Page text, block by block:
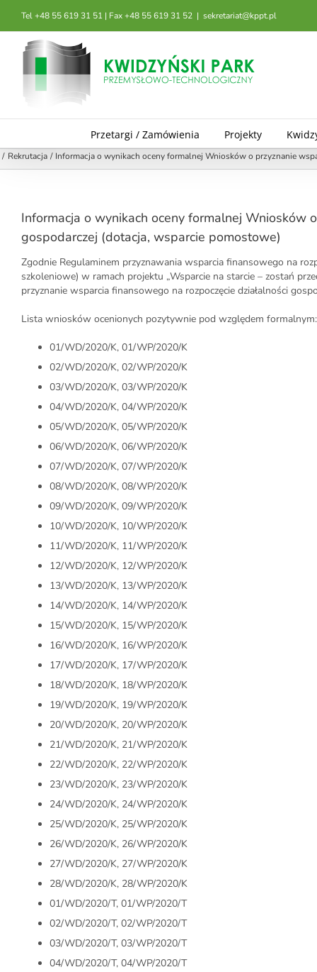
zawartości
Tel +48 55 619 31 51 | Fax +48 55 619 31 52 | sekretariat@kppt.pl
Przetargi / Zamówienia Projekty
Rekrutacja Informacja o wynikach oceny formalnej Wniosków o przyznanie
Informacja o wynikach oceny formalnej Wniosków
gospodarczej (dotacja, wsparcie pomostowe)
Zgodnie Regulaminem przyznawania wsparcia finansowego na
szkoleniowe) w ramach projektu „Wsparcie na starcie – zostań
przyznanie wsparcia finansowego na rozpoczęcie działalności
Lista wniosków ocenionych pozytywnie pod względem formalnym:
01/WD/2020/K, 01/WP/2020/K
02/WD/2020/K, 02/WP/2020/K
03/WD/2020/K, 03/WP/2020/K
04/WD/2020/K, 04/WP/2020/K
05/WD/2020/K, 05/WP/2020/K
06/WD/2020/K, 06/WP/2020/K
07/WD/2020/K, 07/WP/2020/K
08/WD/2020/K, 08/WP/2020/K
09/WD/2020/K, 09/WP/2020/K
10/WD/2020/K, 10/WP/2020/K
11/WD/2020/K, 11/WP/2020/K
12/WD/2020/K, 12/WP/2020/K
13/WD/2020/K, 13/WP/2020/K
14/WD/2020/K, 14/WP/2020/K
15/WD/2020/K, 15/WP/2020/K
16/WD/2020/K, 16/WP/2020/K
17/WD/2020/K, 17/WP/2020/K
18/WD/2020/K, 18/WP/2020/K
19/WD/2020/K, 19/WP/2020/K
20/WD/2020/K, 20/WP/2020/K
21/WD/2020/K, 21/WP/2020/K
22/WD/2020/K, 22/WP/2020/K
23/WD/2020/K, 23/WP/2020/K
24/WD/2020/K, 24/WP/2020/K
25/WD/2020/K, 25/WP/2020/K
26/WD/2020/K, 26/WP/2020/K
27/WD/2020/K, 27/WP/2020/K
28/WD/2020/K, 28/WP/2020/K
01/WD/2020/T, 01/WP/2020/T
02/WD/2020/T, 02/WP/2020/T
03/WD/2020/T, 03/WP/2020/T
04/WD/2020/T, 04/WP/2020/T